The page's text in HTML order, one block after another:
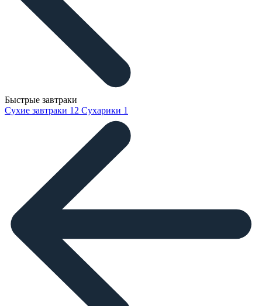
Быстрые завтраки
Сухие завтраки 12 Сухарики 1